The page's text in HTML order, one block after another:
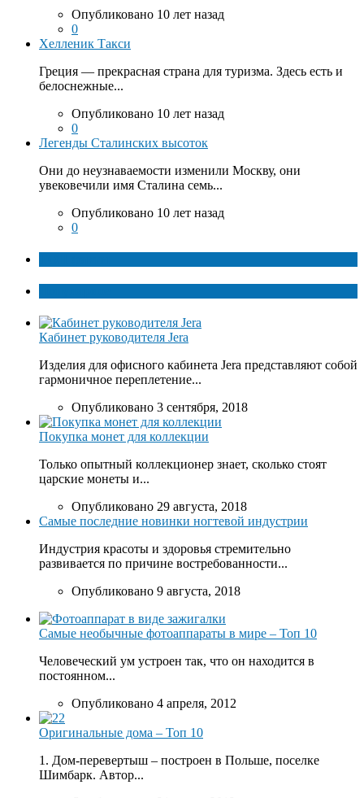
Опубликовано 10 лет назад
0
Хелленик Такси
Греция — прекрасная страна для туризма. Здесь есть и
белоснежные...
Опубликовано 10 лет назад
0
Легенды Сталинских высоток
Они до неузнаваемости изменили Москву, они
увековечили имя Сталина семь...
Опубликовано 10 лет назад
0
Кабинет руководителя Jera
Изделия для офисного кабинета Jera представляют собой
гармоничное переплетение...
Опубликовано 3 сентября, 2018
Покупка монет для коллекции
Только опытный коллекционер знает, сколько стоят
царские монеты и...
Опубликовано 29 августа, 2018
Самые последние новинки ногтевой индустрии
Индустрия красоты и здоровья стремительно
развивается по причине востребованности...
Опубликовано 9 августа, 2018
Самые необычные фотоаппараты в мире – Топ 10
Человеческий ум устроен так, что он находится в
постоянном...
Опубликовано 4 апреля, 2012
Оригинальные дома – Топ 10
1. Дом-перевертыш – построен в Польше, поселке
Шимбарк. Автор...